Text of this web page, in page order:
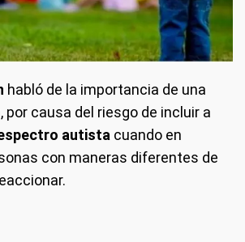
habló de la importancia de una
por causa del riesgo de incluir a
autista cuando en
con maneras diferentes de